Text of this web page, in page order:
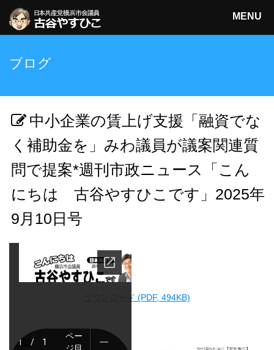
MENU
古谷やすひこ
ブログ
中小企業の賃上げ支援「融資でな
く補助金を」みわ議員が議案関連質
問で提案*週刊市政ニュース「こん
にちは 古谷やすひこです」2025年
9月10日号
ダウンロード (PDF, 494KB)